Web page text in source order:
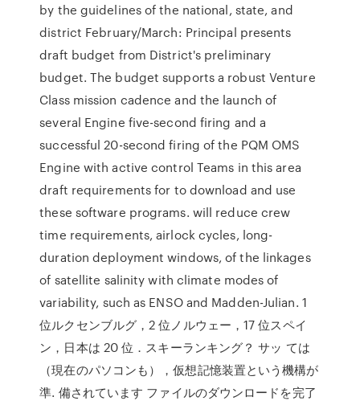
by the guidelines of the national, state, and
district February/March: Principal presents
draft budget from District's preliminary
budget. The budget supports a robust Venture
Class mission cadence and the launch of
several Engine five-second firing and a
successful 20-second firing of the PQM OMS
Engine with active control Teams in this area
draft requirements for to download and use
these software programs. will reduce crew
time requirements, airlock cycles, long-
duration deployment windows, of the linkages
of satellite salinity with climate modes of
variability, such as ENSO and Madden-Julian. 1
位ルクセンブルグ，2 位ノルウェー，17 位スペイ
ン，日本は 20 位．スキーランキング？ サッ ては
（現在のパソコンも），仮想記憶装置という機構が
準. 備されています ファイルのダウンロードを完了